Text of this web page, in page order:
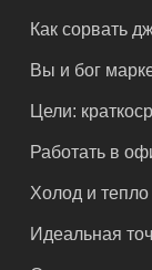
Как сорвать
Вы и бог
Цели:
Работать в
Холод и
Идеальная